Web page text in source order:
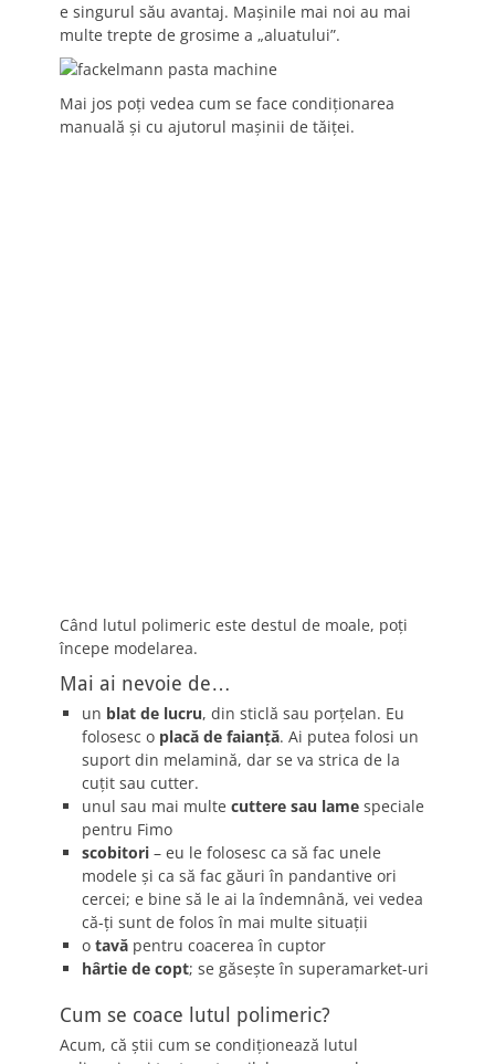
e singurul său avantaj. Maşinile mai noi au mai
multe trepte de grosime a „aluatului”.
Mai jos poţi vedea cum se face condiţionarea
manuală şi cu ajutorul maşinii de tăiţei.
Când lutul polimeric este destul de moale, poţi
începe modelarea.
Mai ai nevoie de…
un blat de lucru, din sticlă sau porţelan. Eu
folosesc o placă de faianţă. Ai putea folosi un
suport din melamină, dar se va strica de la
cuţit sau cutter.
unul sau mai multe cuttere sau lame speciale
pentru Fimo
scobitori – eu le folosesc ca să fac unele
modele şi ca să fac găuri în pandantive ori
cercei; e bine să le ai la îndemnână, vei vedea
că-ţi sunt de folos în mai multe situaţii
o tavă pentru coacerea în cuptor
hârtie de copt; se găseşte în superamarket-uri
Cum se coace lutul polimeric?
Acum, că ştii cum se condiţionează lutul